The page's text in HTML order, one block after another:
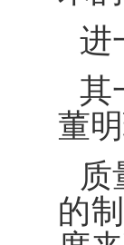
进
其
董
质
的